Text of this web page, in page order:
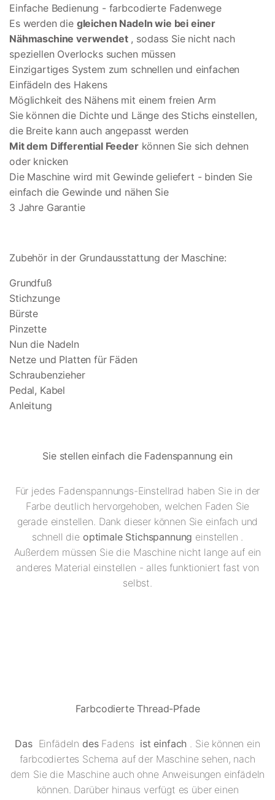
Einfache Bedienung - farbcodierte Fadenwege
Es werden die gleichen Nadeln wie bei einer
Nähmaschine verwendet, sodass Sie nicht nach
speziellen Overlocks suchen müssen
Einzigartiges System zum schnellen und einfachen
Einfädeln des Hakens
Möglichkeit des Nähens mit einem freien Arm
Sie können die Dichte und Länge des Stichs einstellen,
die Breite kann auch angepasst werden
Mit dem Differential Feederkönnen Sie sich dehnen
oder knicken
Die Maschine wird mit Gewinde geliefert - binden Sie
einfach die Gewinde und nähen Sie
3 Jahre Garantie
Zubehör in der Grundausstattung der Maschine:
Grundfuß
Stichzunge
Bürste
Pinzette
Nun die Nadeln
Netze und Platten für Fäden
Schraubenzieher
Pedal, Kabel
Anleitung
Sie stellen einfach die Fadenspannung ein
Für jedes Fadenspannungs-Einstellrad haben Sie in der
Farbe deutlich hervorgehoben, welchen Faden Sie
gerade einstellen. Dank dieser können Sie einfach und
schnell die optimale Stichspannung einstellen .
Außerdem müssen Sie die Maschine nicht lange auf ein
anderes Material einstellen - alles funktioniert fast von
selbst.
Farbcodierte Thread-Pfade
DasEinfädeln desFadens ist einfach . Sie können ein
farbcodiertes Schema auf der Maschine sehen, nach
dem Sie die Maschine auch ohne Anweisungen einfädeln
können. Darüber hinaus verfügt es über einen